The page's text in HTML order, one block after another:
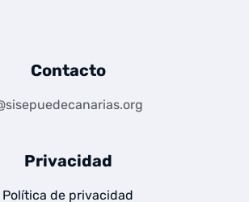
Contacto
Privacidad
Política de privacidad